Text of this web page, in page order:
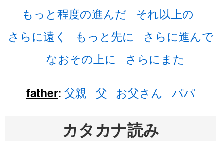
もっと程度の進んだ
それ以上の
さらに遠く
もっと先に
さらに進んで
なおその上に
さらにまた
father: 父親 父 お父さん パパ
カタカナ読み